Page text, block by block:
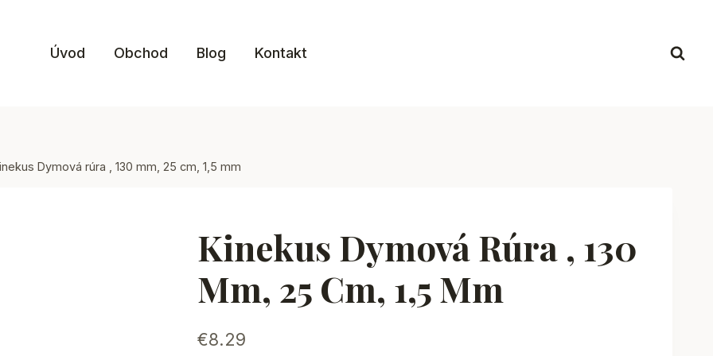
Úvod Obchod Blog Kontakt
Dymová rúra , 130 mm, 25 cm, 1,5 mm
Kinekus Dymová Rúra , 130
Mm, 25 Cm, 1,5 Mm
€8.29